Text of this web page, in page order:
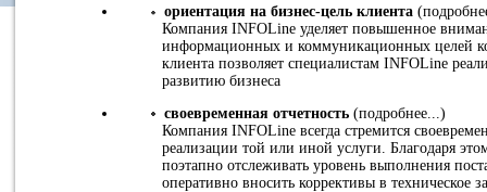
ориентация на бизнес-цель клиента
Компания INFOLine уделяет повышенное
информационных и коммуникационных целей
клиента позволяет специалистам INFOLine
развитию бизнеса
своевременная отчетность (подробнее...)
Компания INFOLine всегда стремится
реализации той или иной услуги. Благодаря
поэтапно отслеживать уровень выполнения
оперативно вносить коррективы в техническое